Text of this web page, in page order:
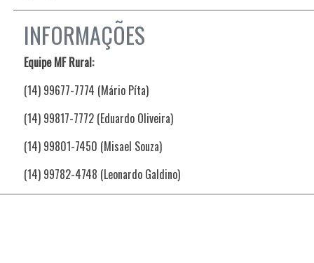
INFORMAÇÕES
Equipe MF Rural:
(14) 99677-7774 (Mário Píta)
(14) 99817-7772 (Eduardo Oliveira)
(14) 99801-7450 (Misael Souza)
(14) 99782-4748 (Leonardo Galdino)